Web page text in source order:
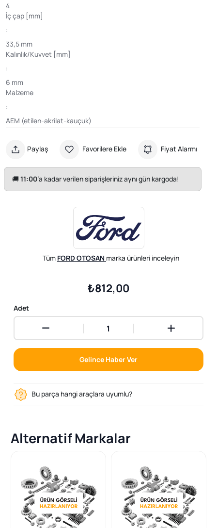
4
İç çap [mm]
:
33,5 mm
Kalınlık/Kuvvet [mm]
:
6 mm
Malzeme
:
AEM (etilen-akrilat-kauçuk)
Paylaş Favorilere Ekle Fiyat Alarmı
🚚11:00’a kadar verilen siparişleriniz aynı gün kargoda!
Tüm FORD OTOSAN marka ürünleri inceleyin
₺812,00
Adet
Gelince Haber Ver
Bu parça hangi araçlara uyumlu?
Alternatif Markalar